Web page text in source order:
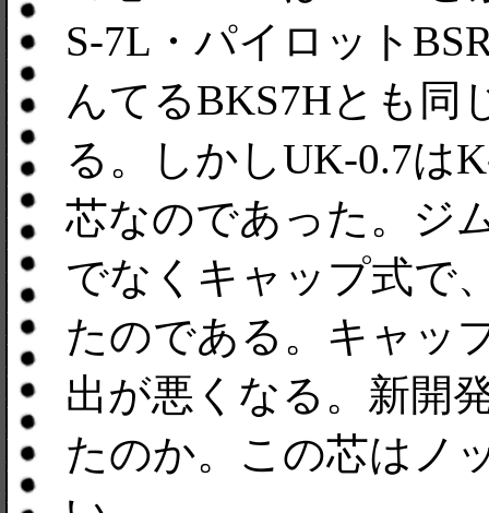
S-7L・パイロット
んてるBKS7Hとも同
る。しかしUK-0.7は
芯なのであった。ジ
でなくキャップ式で
たのである。キャッ
出が悪くなる。新開
たのか。この芯はノ